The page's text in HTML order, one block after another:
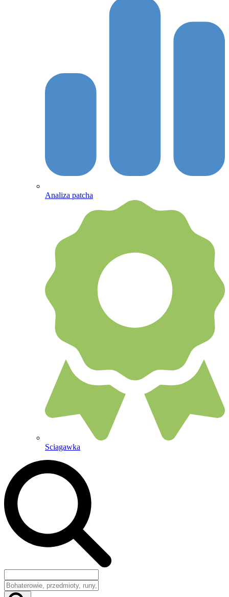
Analiza patcha
Sciagawka